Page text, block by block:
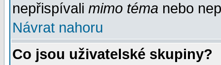
nepřispívali mimo téma nebo
Návrat nahoru
Co jsou uživatelské skupiny?